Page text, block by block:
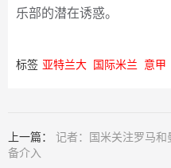
乐部的潜在诱惑。
标签 亚特兰大 国际米兰 意甲
上一篇： 记者：国米关注罗马
备介入